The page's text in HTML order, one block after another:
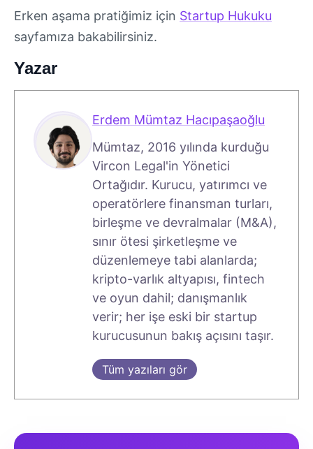
Erken aşama pratiğimiz için Startup Hukuku
sayfamıza bakabilirsiniz.
Yazar
Erdem Mümtaz Hacıpaşaoğlu
Mümtaz, 2016 yılında kurduğu
Vircon Legal'in Yönetici
Ortağıdır. Kurucu, yatırımcı ve
operatörlere finansman turları,
birleşme ve devralmalar (M&A),
sınır ötesi şirketleşme ve
düzenlemeye tabi alanlarda;
kripto-varlık altyapısı, fintech
ve oyun dahil; danışmanlık
verir; her işe eski bir startup
kurucusunun bakış açısını taşır.
Tüm yazıları gör